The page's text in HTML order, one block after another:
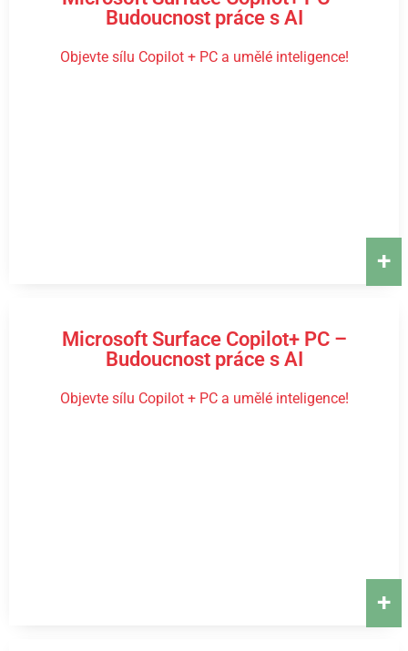
Budoucnost práce s AI
Objevte sílu Copilot + PC a umělé inteligence!
+
Microsoft Surface Copilot+ PC –
Budoucnost práce s AI
Objevte sílu Copilot + PC a umělé inteligence!
+